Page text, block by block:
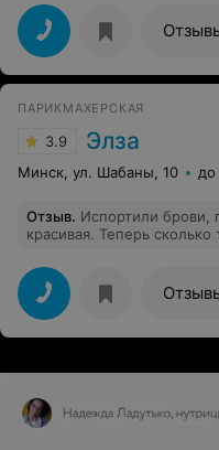
процедуры для тела и
мастеров - просто супер!
ПАРИКМАХЕРСКАЯ
3.9 Элза
Минск, ул. Шабаны, 10 до
Отзыв. Испортили
красивая. Теперь сколько